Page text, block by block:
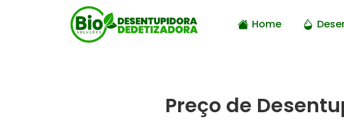
Home
Preço de